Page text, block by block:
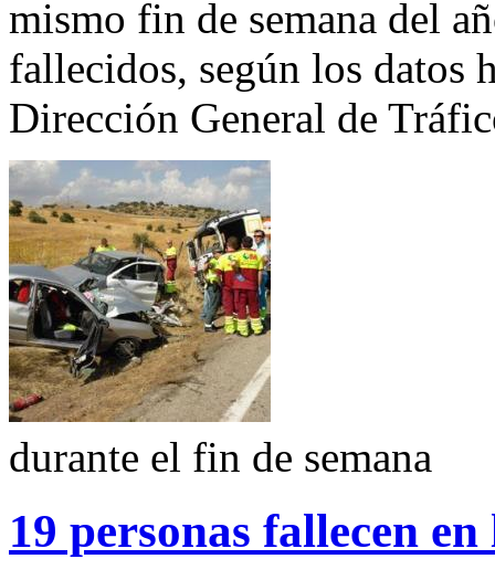
mismo fin de semana del
fallecidos, según los datos
Dirección General de
durante el fin de semana
19 personas fallecen